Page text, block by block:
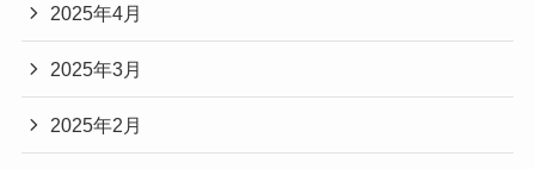
2025年4月
2025年3月
2025年2月